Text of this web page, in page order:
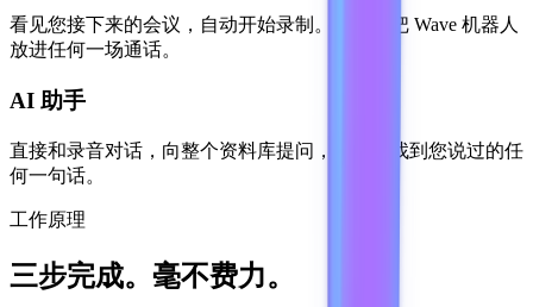
看见您接下来的会议，自动开始录制。也可以把 Wave 机器人
放进任何一场通话。
AI 助手
直接和录音对话，向整个资料库提问，几秒内找到您说过的任
何一句话。
工作原理
三步完成。毫不费力。